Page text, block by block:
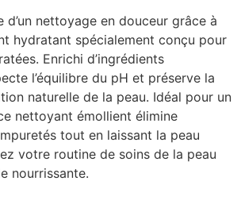
d’un nettoyage en douceur grâce à
hydratant spécialement conçu pour
Enrichi d’ingrédients
l’équilibre du pH et préserve la
naturelle de la peau. Idéal pour un
nettoyant émollient élimine
tout en laissant la peau
votre routine de soins de la peau
nourrissante.